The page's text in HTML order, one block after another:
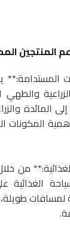
المستدامة:**
والطهي
المائدة
المكونات
من
الغذائية
لمسافات